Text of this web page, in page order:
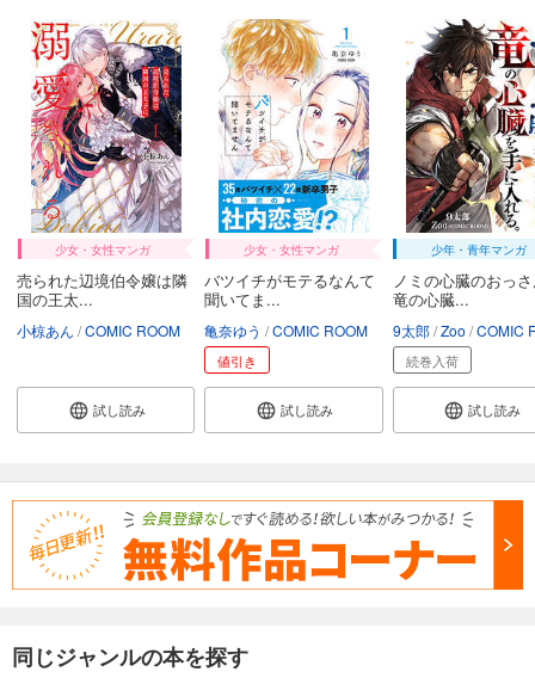
少女・女性マンガ
売られた辺境伯令嬢は隣
国の王太...
小椋あん COMIC ROOM
試し読み
少女・女性マンガ
バツイチがモテるなんて
聞いてま...
亀奈ゆう COMIC ROOM
値引き
試し読み
少年・青年マンガ
ノミの心臓のおっ
竜の心臓...
9太郎 Zoo COMIC
続巻入荷
試し読み
同じジャンルの本を探す